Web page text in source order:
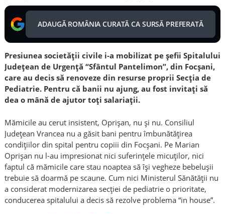
ADAUGĂ ROMÂNIA CURATĂ CA SURSĂ PREFERATĂ
Presiunea societăţii civile i-a mobilizat pe şefii Spitalului
Judeţean de Urgenţă “Sfântul Pantelimon”, din Focşani,
care au decis să renoveze din resurse proprii Secţia de
Pediatrie. Pentru că banii nu ajung, au fost invitaţi să
dea o mână de ajutor toţi salariaţii.
Mămicile au cerut insistent, Oprişan, nu şi nu. Consiliul
Judeţean Vrancea nu a găsit bani pentru îmbunătăţirea
condiţiilor din spital pentru copiii din Focşani. Pe Marian
Oprişan nu l-au impresionat nici suferinţele micuţilor, nici
faptul că mămicile care stau noaptea să îşi vegheze bebeluşii
trebuie să doarmă pe scaune. Cum nici Ministerul Sănătăţii nu
a considerat modernizarea secţiei de pediatrie o prioritate,
conducerea spitalului a decis să rezolve problema “in house”.